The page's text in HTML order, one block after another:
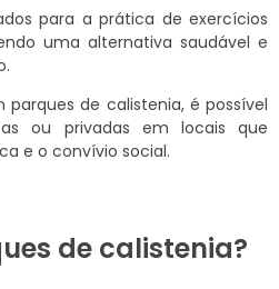
para a prática de exercícios
uma alternativa saudável e
de calistenia, é possível
ou privadas em locais que
e o convívio social.
de calistenia?